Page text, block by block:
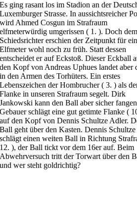
Es ging rasant los im Stadion an der
Luxemburger Strasse. In aussichtsreicher
wird Ahmed Cosgun im Strafraum
elfmeterwürdig umgerissen ( 1. ). Doch dem
Schiedsrichter erschien der Zeitpunkt für
Elfmeter wohl noch zu früh. Statt dessen
entscheidet er auf Eckstoß. Dieser Eckball
den Kopf von Andreas Uphues landet aber
in den Armen des Torhüters. Ein erstes
Lebenszeichen der Hombrucher ( 3. ) als
Flanke in unseren Strafraum segelt. Dirk
Jankowski kann den Ball aber sicher
Gebauer schlägt eine gut getimte Flanke (
auf den Kopf von Dennis Schultze Adler.
Ball geht über den Kasten. Dennis
schlägt einen weiten Ball in Richtung
12. ), der Ball tickt vor dem 16er auf. Beim
Abwehrversuch tritt der Torwart über den
und wer steht goldrichtig?